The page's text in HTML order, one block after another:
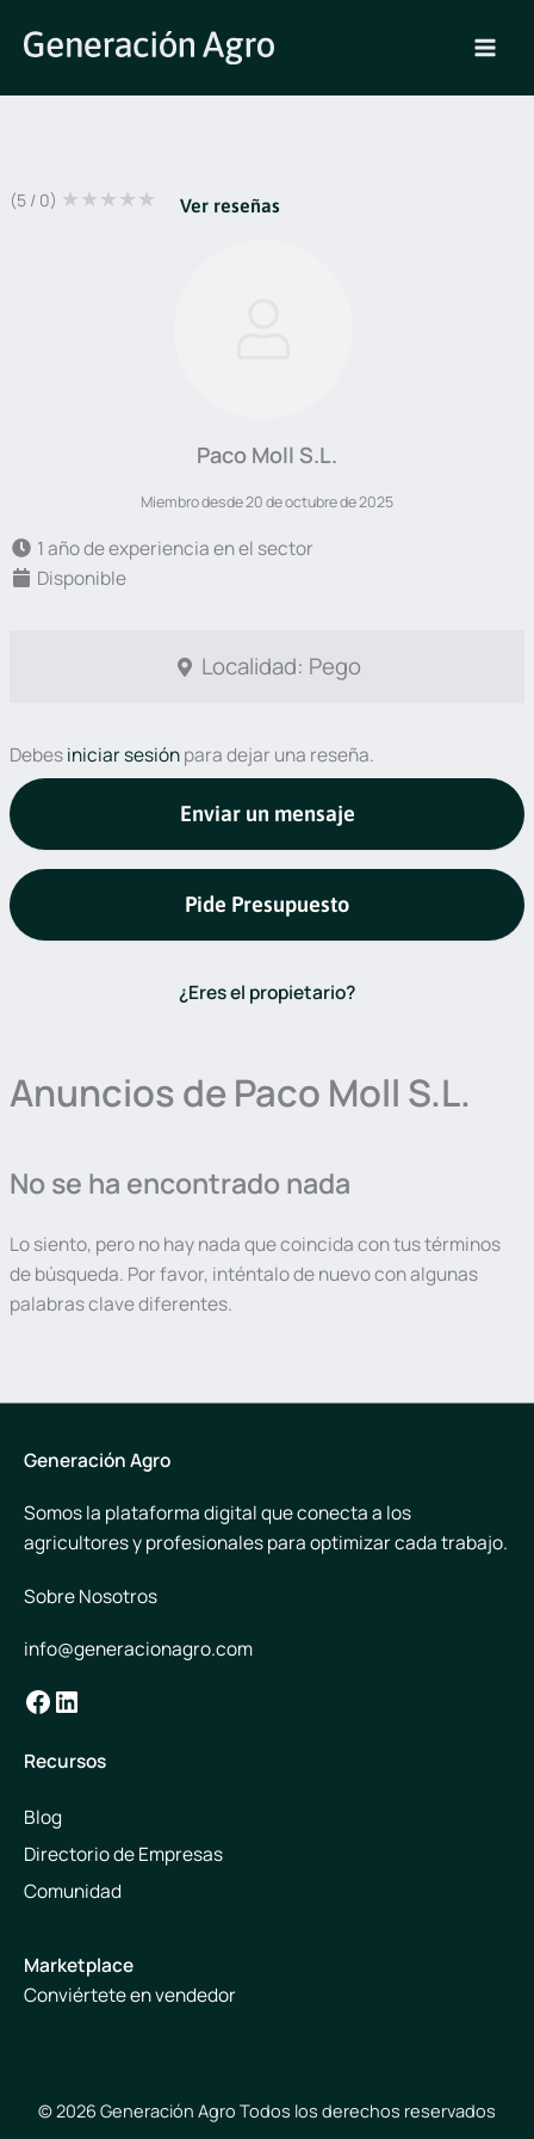
★
★
★
★
★
(0 / 5) Ver reseñas
Paco Moll S.L.
Miembro desde 20 de octubre de 2025
1 año de experiencia en el sector
Disponible
Localidad: Pego
Debesiniciar sesiónpara dejar una reseña.
Enviar un mensaje
Pide Presupuesto
¿Eres el propietario?
Anuncios de Paco Moll S.L.
No se ha encontrado nada
Lo siento, pero no hay nada que coincida con tus términos
de búsqueda. Por favor, inténtalo de nuevo con algunas
palabras clave diferentes.
Generación Agro
Somos la plataforma digital que conecta a los
agricultores y profesionales para optimizar cada trabajo.
Sobre Nosotros
info@generacionagro.com
Facebook
LinkedIn
Recursos
Blog
Directorio de Empresas
Comunidad
Marketplace
Conviértete en vendedor
© 2026 Generación Agro Todos los derechos reservados